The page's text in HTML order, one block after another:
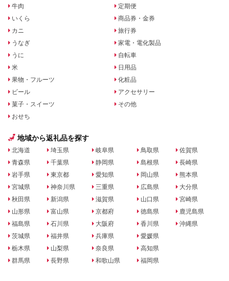
牛肉
いくら
カニ
うなぎ
うに
米
果物・フルーツ
ビール
菓子・スイーツ
おせち
定期便
商品券・金券
旅行券
家電・電化製品
自転車
日用品
化粧品
アクセサリー
その他
地域から返礼品を探す
北海道
青森県
岩手県
宮城県
秋田県
山形県
福島県
茨城県
栃木県
群馬県
埼玉県
千葉県
東京都
神奈川県
新潟県
富山県
石川県
福井県
山梨県
長野県
岐阜県
静岡県
愛知県
三重県
滋賀県
京都府
大阪府
兵庫県
奈良県
和歌山県
鳥取県
島根県
岡山県
広島県
山口県
徳島県
香川県
愛媛県
高知県
福岡県
佐賀県
長崎県
熊本県
大分県
宮崎県
鹿児島県
沖縄県